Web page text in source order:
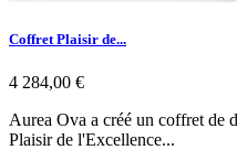
Coffret Plaisir de...
4 284,00 €
Aurea Ova a créé un coffret de
Plaisir de l'Excellence...